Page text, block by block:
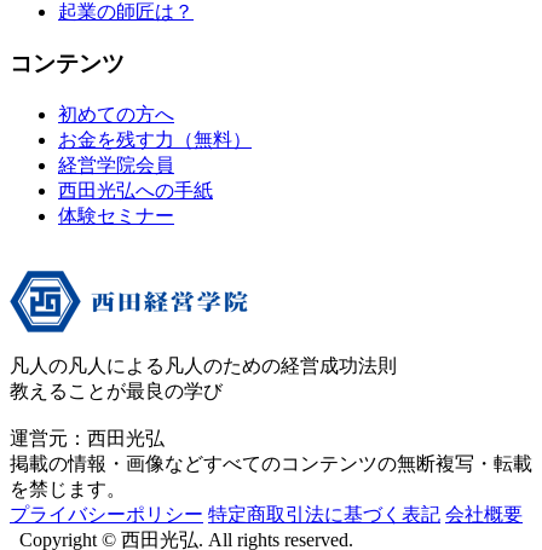
起業の師匠は？
コンテンツ
初めての方へ
お金を残す力（無料）
経営学院会員
西田光弘への手紙
体験セミナー
凡人の凡人による凡人のための経営成功法則
教えることが最良の学び
運営元：西田光弘
掲載の情報・画像などすべてのコンテンツの無断複写・転載
を禁じます。
プライバシーポリシー 特定商取引法に基づく表記 会社概要
Copyright © 西田光弘. All rights reserved.